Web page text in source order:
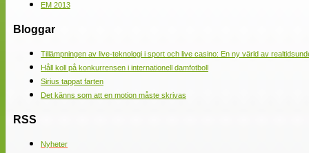
EM 2013
Bloggar
Tillämpningen av live-teknologi i sport och live casino: En ny värld av
Håll koll på konkurrensen i internationell damfotboll
Sirius tappat farten
Det känns som att en motion måste skrivas
RSS
Nyheter